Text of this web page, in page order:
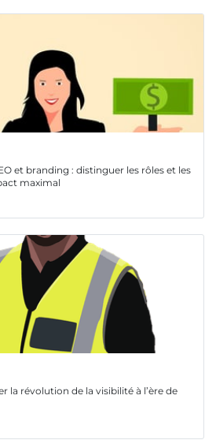
et branding : distinguer les rôles et les
maximal
la révolution de la visibilité à l’ère de